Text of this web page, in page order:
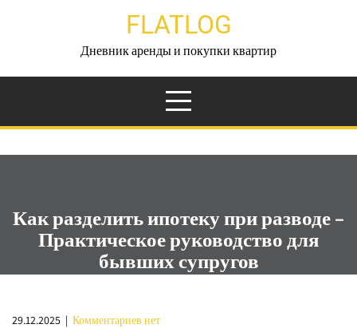
FLATLOG
Дневник аренды и покупки квартир
Как разделить ипотеку при разводе –
Практическое руководство для
бывших супругов
29.12.2025 | Комментариев нет